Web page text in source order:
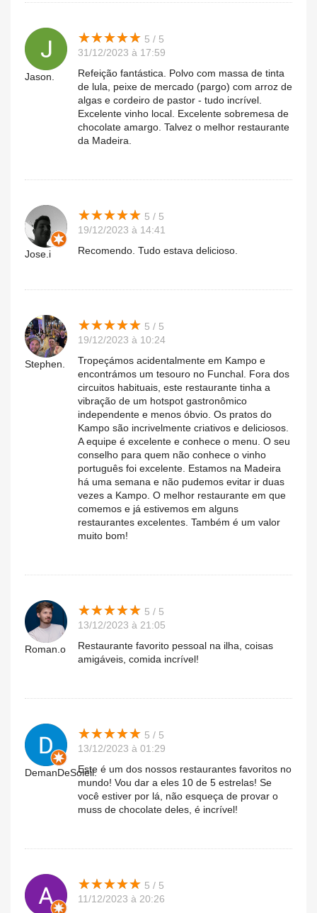
Jason.
★★★★★
★★★★★ 5 / 5
31/12/2023 à 17:59
Refeição fantástica. Polvo com massa de tinta
de lula, peixe de mercado (pargo) com arroz de
algas e cordeiro de pastor - tudo incrível.
Excelente vinho local. Excelente sobremesa de
chocolate amargo. Talvez o melhor restaurante
da Madeira.
Jose.i
★★★★★
★★★★★ 5 / 5
19/12/2023 à 14:41
Recomendo. Tudo estava delicioso.
Stephen.
★★★★★
★★★★★ 5 / 5
19/12/2023 à 10:24
Tropeçámos acidentalmente em Kampo e
encontrámos um tesouro no Funchal. Fora dos
circuitos habituais, este restaurante tinha a
vibração de um hotspot gastronômico
independente e menos óbvio. Os pratos do
Kampo são incrivelmente criativos e deliciosos.
A equipe é excelente e conhece o menu. O seu
conselho para quem não conhece o vinho
português foi excelente. Estamos na Madeira
há uma semana e não pudemos evitar ir duas
vezes a Kampo. O melhor restaurante em que
comemos e já estivemos em alguns
restaurantes excelentes. Também é um valor
muito bom!
Roman.o
★★★★★
★★★★★ 5 / 5
13/12/2023 à 21:05
Restaurante favorito pessoal na ilha, coisas
amigáveis, comida incrível!
DemanDeSoleil.
★★★★★
★★★★★ 5 / 5
13/12/2023 à 01:29
Este é um dos nossos restaurantes favoritos no
mundo! Vou dar a eles 10 de 5 estrelas! Se
você estiver por lá, não esqueça de provar o
muss de chocolate deles, é incrível!
★★★★★
★★★★★ 5 / 5
11/12/2023 à 20:26